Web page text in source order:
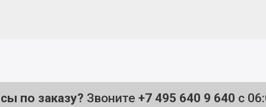
по заказу? Звоните +7 495 640 9 640 с